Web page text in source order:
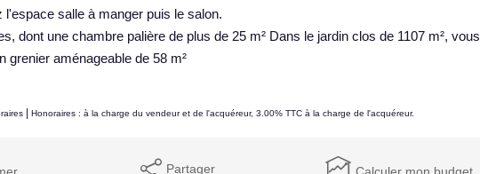
salle à manger puis le salon.
dont une chambre palière de plus de 25 m² Dans le jardin clos de 1107 m², vous
grenier aménageable de 58 m²
Honoraires : à la charge du vendeur et de l'acquéreur, 3.00% TTC à la charge de l'acquéreur.
Partager Calculer mon budget